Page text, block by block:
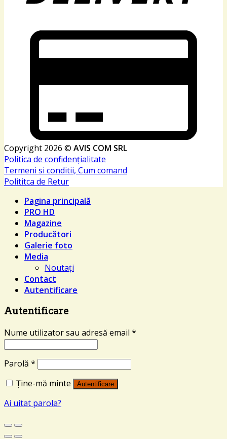
Copyright 2026 © AVIS COM SRL
Politica de confidențialitate
Termeni si conditii, Cum comand
Polititca de Retur
Pagina principală
PRO HD
Magazine
Producători
Galerie foto
Media
Noutați
Contact
Autentificare
Autentificare
Nume utilizator sau adresă email *
Parolă *
Ține-mă minte
Autentificare
Ai uitat parola?